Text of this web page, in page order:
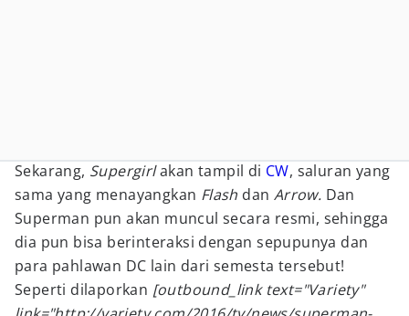
Sekarang, Supergirlakan tampil di CW, saluran yang
sama yang menayangkan Flash dan Arrow. Dan
Superman pun akan muncul secara resmi, sehingga
dia pun bisa berinteraksi dengan sepupunya dan
para pahlawan DC lain dari semesta tersebut!
Seperti dilaporkan [outbound_link text="Variety"